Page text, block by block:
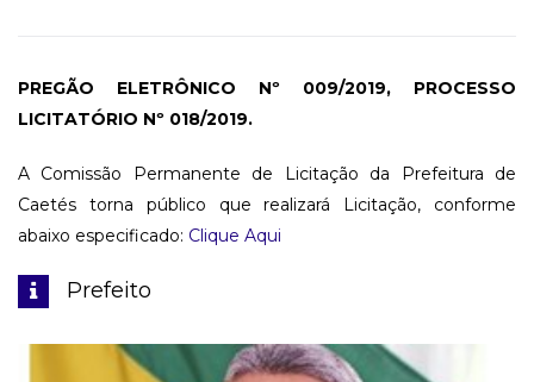
PREGÃO ELETRÔNICO Nº 009/2019, PROCESSO
LICITATÓRIO Nº 018/2019.
A Comissão Permanente de Licitação da Prefeitura de
Caetés torna público que realizará Licitação, conforme
abaixo especificado: Clique Aqui
Prefeito